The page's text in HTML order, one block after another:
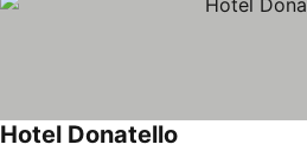
Hotel Donatello